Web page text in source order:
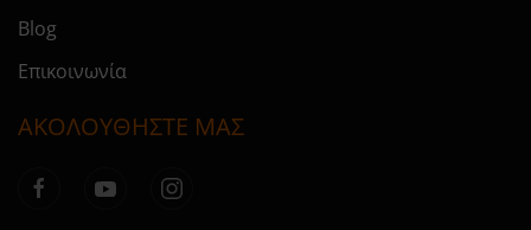
Blog
Επικοινωνία
ΑΚΟΛΟΥΘΗΣΤΕ ΜΑΣ